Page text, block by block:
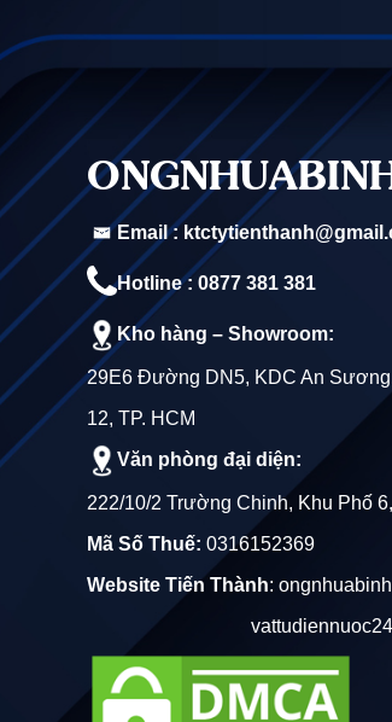
Email :
Hotline : 0877 381 381
Kho hàng – Showroom:
29E6 Đường DN5, KDC An
12, TP. HCM
Văn phòng đại diện:
222/10/2 Trường Chinh, Khu Phố
Mã Số Thuế: 0316152369
Website Tiến Thành: